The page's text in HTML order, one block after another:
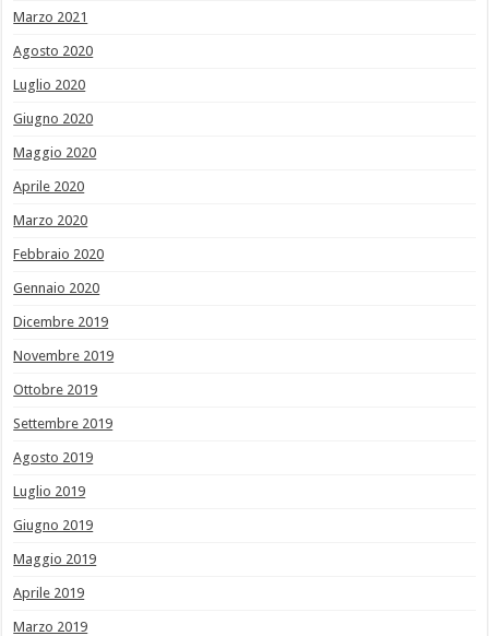
Marzo 2021
Agosto 2020
Luglio 2020
Giugno 2020
Maggio 2020
Aprile 2020
Marzo 2020
Febbraio 2020
Gennaio 2020
Dicembre 2019
Novembre 2019
Ottobre 2019
Settembre 2019
Agosto 2019
Luglio 2019
Giugno 2019
Maggio 2019
Aprile 2019
Marzo 2019